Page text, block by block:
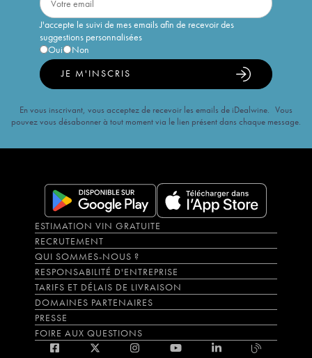
J'accepte le suivi de mes emails afin de recevoir des
suggestions personnalisées
Oui
Non
JE M'INSCRIS
En vous inscrivant, vous acceptez de recevoir les emails de iDealwine. Vous
pouvez vous désabonner à tout moment via le lien présent dans chaque message.
ESTIMATION VIN GRATUITE
RECRUTEMENT
QUI SOMMES-NOUS ?
RESPONSABILITÉ D'ENTREPRISE
TARIFS ET DÉLAIS DE LIVRAISON
DOMAINES PARTENAIRES
PRESSE
FOIRE AUX QUESTIONS